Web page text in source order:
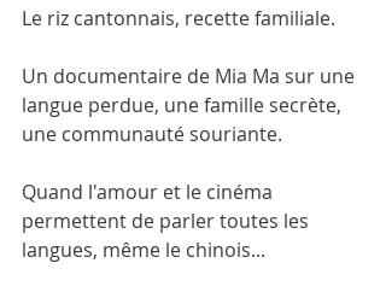
Le riz cantonnais, recette familiale.
Un documentaire de Mia Ma sur une
langue perdue, une famille secrète,
une communauté souriante.
Quand l'amour et le cinéma
permettent de parler toutes les
langues, même le chinois...